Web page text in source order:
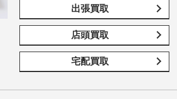
出張買取
店頭買取
宅配買取